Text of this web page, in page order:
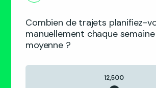
Combien de trajets planifiez-
manuellement chaque
moyenne ?
12,500